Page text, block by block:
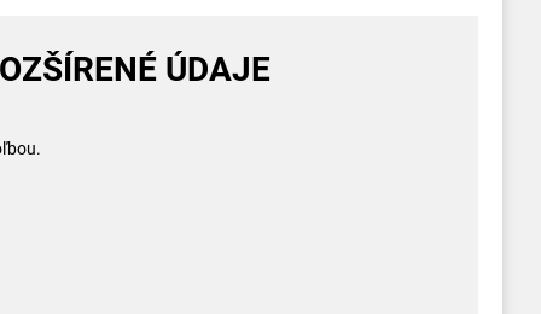
ÚDAJE